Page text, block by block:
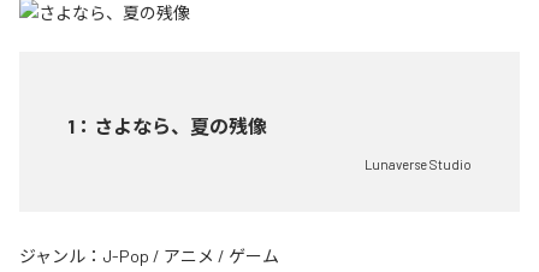
1 ： さよなら、夏の残像
Lunaverse Studio
ジャンル： J-Pop / アニメ / ゲーム